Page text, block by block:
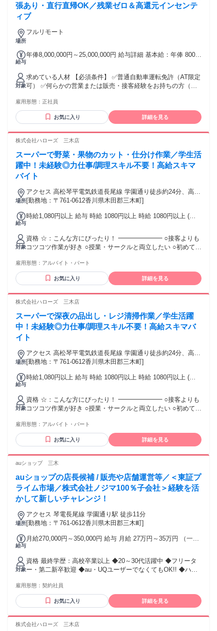
張あり・直行直帰OK／残業ゼロ＆高還元インセンテ
ィブ
場所
フルリモート
給与
年俸8,000,000円～25,000,000円 給与詳細 基本給：年俸 800万
支払われる通勤・皆勤・家族手当金額：なし 全員に一律で支
払われるその他手当金額：なし 弊社では3か月ごとに実績上位
20名を対象に、プチボーナスとして歩合歓迎制度を導入して
おります。 ✅月給30万円～50万円＋歩合 ✅歩合による3か月
ィブ】 ・個人達成 ・チーム達成 ・全体達成
対象
求めている人材 【必須条件】 ✅普通自動車運転免許（AT限定
可） ✅何らかの営業または販売・接客経験をお持ちの方（業
【こんなあなたにピッタリ！】 ✅ブランド品が好き・興味が
ある方 ✅接客や会話が好きな方 ✅とにかく稼ぎたい方 ✅正社
員デビューを目指している方 ✅目配り・気配りのできる方
OK ✅フリーター歓迎 ✅職歴不問 ✅男女不問 ✅無資格OK ✅U
雇用形態： 正社員
お気に入り 詳細を見る
株式会社ハローズ 三木店
スーパーで野菜・果物のカット・仕分け作業／学生活
躍中！未経験◎力仕事/調理スキル不要！高給スキマ
バイト
場所
アクセス 高松琴平電気鉄道長尾線 学園通り徒歩約24分、高松
琴平電気鉄道長尾線 平木徒歩約25分、高松琴平電気鉄道長尾
[勤務地：〒761-0612香川県木田郡三木町]
給与
時給1,080円以上 給与 時給 1080円以上 時給 1080円以上 (試
アルバイト含む従業員へ交通費規定支給
対象
資格 ☆：こんな方にぴったり！ ━━━━━━━ ○接客よりも
コツコツ作業が好き ○授業・サークルと両立したい ○初めての
・学業/プライベートと両立して働きたい方 ・都合に合わせて
働きたい！ ・とにかく簡単な仕事がイイ♪ ・家の近くで勤務
したいと応募した方 ・ハローズをもともと利用していた方 ・
「部活も頑張りたい…」「テスト勉強をしたい…」など、 急
談してくださいね。 ☆：こんな経験ある方は多数活躍中！
━━━━━━━━━━━━━━━━━ ・オープニングスタッ
フ・短期・単発のアルバイトの経験がある方 ・コンビニ、ド
ラッグストア、ディスカウントショップのご経験者
雇用形態： アルバイト・パート
お気に入り 詳細を見る
株式会社ハローズ 三木店
スーパーで深夜の品出し・レジ清掃作業／学生活躍
中！未経験◎力仕事/調理スキル不要！高給スキマバ
イト
場所
アクセス 高松琴平電気鉄道長尾線 学園通り徒歩約24分、高松
琴平電気鉄道長尾線 平木徒歩約25分、高松琴平電気鉄道長尾
[勤務地：〒761-0612香川県木田郡三木町]
給与
時給1,080円以上 給与 時給 1080円以上 時給 1080円以上 (試
アルバイト含む従業員へ交通費規定支給有。
対象
資格 ☆：こんな方にぴったり！ ━━━━━━━ ○接客よりも
コツコツ作業が好き ○授業・サークルと両立したい ○初めての
・学業/プライベートと両立して働きたい方 ・都合に合わせて
働きたい！ ・とにかく簡単な仕事がイイ♪ ・家の近くで勤務
したいと応募した方 ・ハローズをもともと利用していた方 ・
「部活も頑張りたい…」「テスト勉強をしたい…」など、 急
談してくださいね。 ☆：こんな経験ある方は多数活躍中！
━━━━━━━━━━━━━━━━━ ・オープニングスタッ
フ・短期・単発のアルバイトの経験がある方 ・コンビニ、ド
ラッグストア、ディスカウントショップのご経験者
雇用形態： アルバイト・パート
お気に入り 詳細を見る
auショップ 三木
auショップの店長候補 / 販売や店舗運営等／＜東証プ
ライム市場／株式会社ノジマ100％子会社＞経験を活
かして新しいチャレンジ！
場所
アクセス 琴電長尾線 学園通り駅 徒歩11分
[勤務地：〒761-0612香川県木田郡三木町]
給与
月給270,000円～350,000円 給与 月給 27万円～35万円 （一律
いたします。 ＜社歴や年齢関係なく昇給・昇進も！＞ 早期に
ステップアップも可能です。 あなたの頑張りは公正に評価し
ます。 交通費：交通費支給 ※交通費は月額10万円まで
対象
資格 最終学歴：高校卒業以上 ◆20～30代活躍中 ◆フリータ
ー・第二新卒歓迎 ◆au・UQユーザーでなくてもOK!! ◆ハロ
範囲での店舗異動があります。 【こんな方にピッタリ！】 ・
常に成長を求め、自ら考え行動できる方 ・変化をチャンスと
捉え、失敗を恐れず挑戦できる方 ・お客様に新しい喜びや感
にしながらも、自律的に仕事を進められる方 ・誠実に責任を
雇用形態： 契約社員
お気に入り 詳細を見る
株式会社ハローズ 三木店